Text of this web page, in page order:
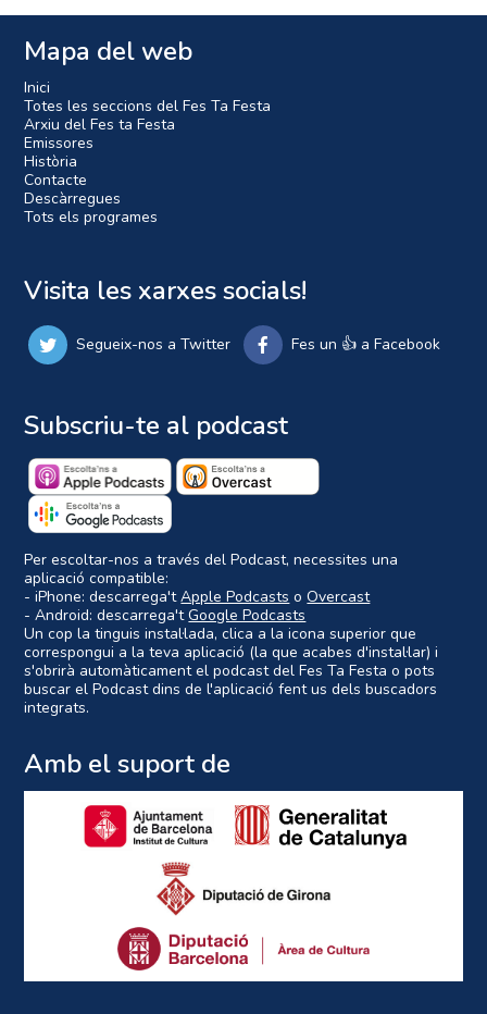
Mapa del web
Inici
Totes les seccions del Fes Ta Festa
Arxiu del Fes ta Festa
Emissores
Història
Contacte
Descàrregues
Tots els programes
Visita les xarxes socials!
Segueix-nos a Twitter Fes un 👍 a Facebook
Subscriu-te al podcast
Per escoltar-nos a través del Podcast, necessites una
aplicació compatible:
- iPhone: descarrega'tApple Podcasts oOvercast
- Android: descarrega'tGoogle Podcasts
Un cop la tinguis instal·lada, clica a la icona superior que
correspongui a la teva aplicació (la que acabes d'instal·lar) i
s'obrirà automàticament el podcast del Fes Ta Festa o pots
buscar el Podcast dins de l'aplicació fent us dels buscadors
integrats.
Amb el suport de